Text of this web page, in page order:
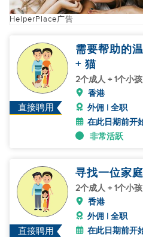
HelperPlace广告
直接聘用
需要帮助的
+ 猫
2个成人 + 1个小
香港
外佣 | 全职
在此日期前开
非常活跃
直接聘用
寻找一位家
2个成人 + 1个小
香港
外佣 | 全职
在此日期前开